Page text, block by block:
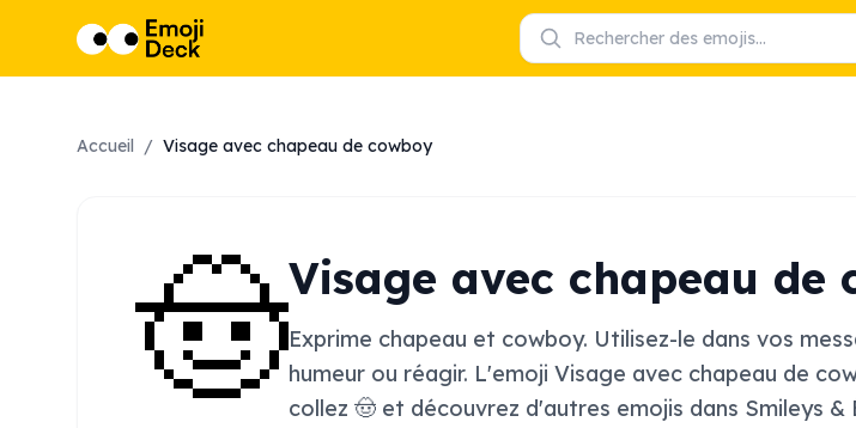
Accueil / Visage avec chapeau de cowboy
🤠Visage avec chapeau de
Exprime chapeau et cowboy. Utilisez-le dans vos
humeur ou réagir. L'emoji Visage avec chapeau de
collez 🤠 et découvrez d'autres emojis dans Smileys &